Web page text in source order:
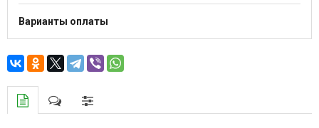
Варианты оплаты